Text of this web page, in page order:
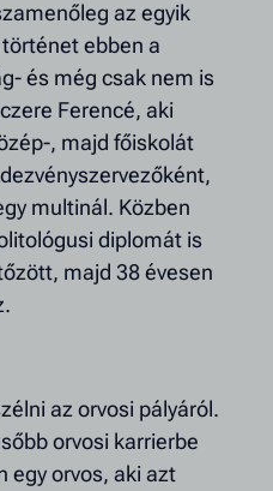
az egyik
ebben a
és még csak nem is
Ferencé, aki
, majd főiskolát
multinál. Közben
diplomát is
majd 38 évesen
az orvosi pályáról.
orvosi karrierbe
egy orvos, aki azt